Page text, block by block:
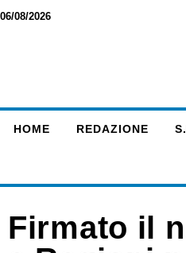
06/08/2026
HOME REDAZIONE
Firmato il